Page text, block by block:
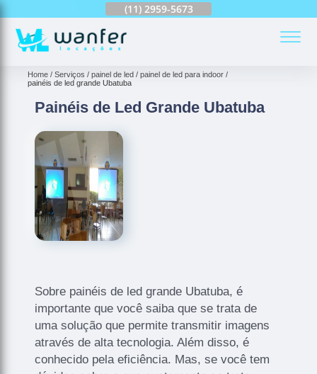
(11) 2959-5673
Home Serviços painel de led
painel de led para indoor
painéis de led grande Ubatuba
Painéis de Led Grande Ubatuba
Sobre painéis de led grande Ubatuba, é
importante que você saiba que se trata de
uma solução que permite transmitir imagens
através de alta tecnologia. Além disso, é
conhecido pela eficiência. Mas, se você tem